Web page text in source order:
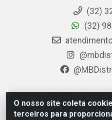
O nosso site coleta
terceiros para
(32)
(32)
MB Distribuidora - Av.